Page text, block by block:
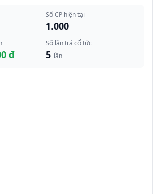
Số CP hiện tại
1.000
đ
Số lần trả cổ tức
5 lần